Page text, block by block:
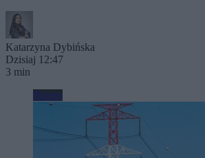
Katarzyna Dybińska
Dzisiaj 12:47
3 min
Biznes